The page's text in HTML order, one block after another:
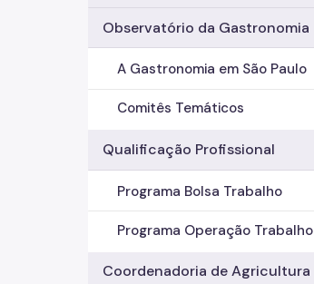
Observatório da Gastronomia
A Gastronomia em São Paulo
Comitês Temáticos
Qualificação Profissional
Programa Bolsa Trabalho
Programa Operação Trabalho
Coordenadoria de Agricultura